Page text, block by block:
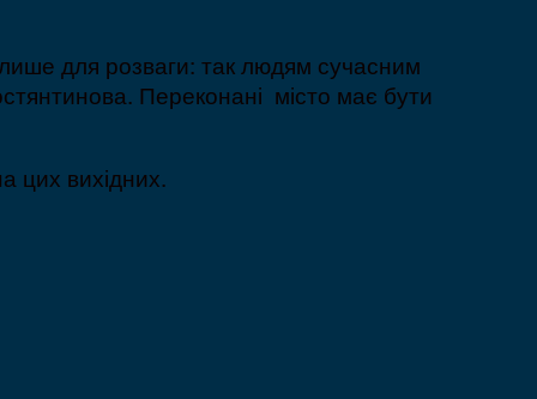
для розваги: так людям сучасним
Переконані місто має бути
цих вихідних.